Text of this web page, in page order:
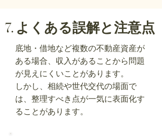
7. よくある誤解と注意点
底地・借地など複数の不動産資産が
ある場合、収入があることから問題
が見えにくいことがあります。
しかし、相続や世代交代の場面で
は、整理すべき点が一気に表面化す
ることがあります。